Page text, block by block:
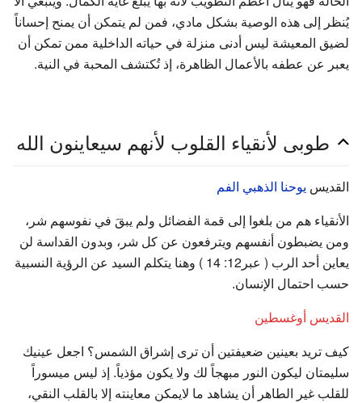
يُنظر إلى هذه الوصية بشكل مادي، فمن لم يتمكن أن يمنح إحساناً
لضيق المعيشة ليس أدنى منزلة في حياته الداخلية ممن تمكن أن
يعبر عن عطفه بالأعمال الظاهرة، إذ تُكتشف المحبة في النية.
طوبى لأنقياء القلوب لأنهم سيعاينون الله
القديس يوحنا الذهبي الفم
الأنقياء هم من بلغوا إلى قمة الفضائل ولم يبقَ في نفوسهم شر،
ومن يضبطون أنفسهم ويترفعون عن كل شر، وبدون القداسة لن
يعاين أحد الرب ( عبر12: 14 ) وهنا يتكلم السيد عن الرؤية النسبية
حسب احتمال الإنسان.
القديس أوغسطين
كيف تريد بعينين ضعيفتين أن ترى إشراق الشمس؟ اجعل عينيك
سليمتان ليكون النور مبهجاً لك ولا يكون مؤذياً. إذ ليس ميسوراً
للقلب غير الطاهر أن يشاهد ما لايمكن معاينته إلا بالقلب النقي،